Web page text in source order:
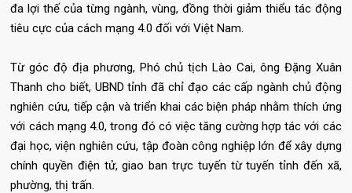
đa lợi thế của từng ngành, vùng, đồng thời giảm thiểu tác động
tiêu cực của cách mạng 4.0 đối với Việt Nam.
Từ góc độ địa phương, Phó chủ tịch Lào Cai, ông Đặng Xuân
Thanh cho biết, UBND tỉnh đã chỉ đạo các cấp ngành chủ động
nghiên cứu, tiếp cận và triển khai các biện pháp nhằm thích ứng
với cách mạng 4.0, trong đó có việc tăng cường hợp tác với các
đại học, viện nghiên cứu, tập đoàn công nghiệp lớn để xây dựng
chính quyền điện tử, giao ban trực tuyến từ tuyến tỉnh đến xã,
phường, thị trấn.